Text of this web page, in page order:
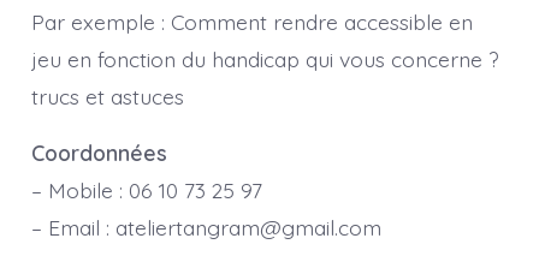
Par exemple : Comment rendre accessible en
jeu en fonction du handicap qui vous concerne ?
trucs et astuces
Coordonnées
– Mobile : 06 10 73 25 97
– Email : ateliertangram@gmail.com